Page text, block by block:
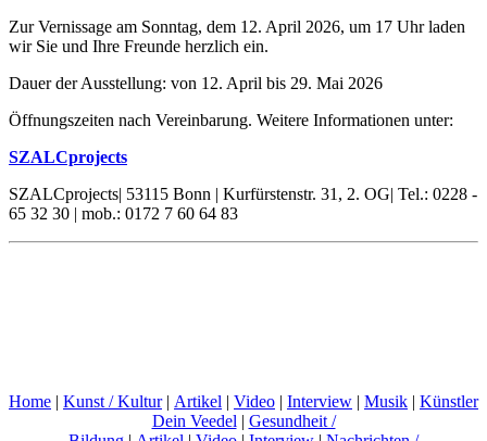
Zur Vernissage am Sonntag, dem 12. April 2026, um 17 Uhr laden
wir Sie und Ihre Freunde herzlich ein.
Dauer der Ausstellung: von 12. April bis 29. Mai 2026
Öffnungszeiten nach Vereinbarung. Weitere Informationen unter:
SZALCprojects
SZALCprojects| 53115 Bonn | Kurfürstenstr. 31, 2. OG| Tel.: 0228 -
65 32 30 | mob.: 0172 7 60 64 83
Home | Kunst / Kultur| Artikel | Video | Interview | Musik | Künstler
Dein Veedel | Gesundheit /